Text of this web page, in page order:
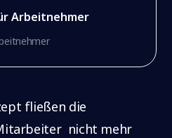
Arbeitnehmer
fließen die
nicht mehr